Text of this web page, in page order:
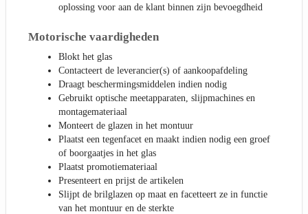
oplossing voor aan de klant binnen zijn bevoegdheid
Motorische vaardigheden
Blokt het glas
Contacteert de leverancier(s) of aankoopafdeling
Draagt beschermingsmiddelen indien nodig
Gebruikt optische meetapparaten, slijpmachines en
montagemateriaal
Monteert de glazen in het montuur
Plaatst een tegenfacet en maakt indien nodig een groef
of boorgaatjes in het glas
Plaatst promotiemateriaal
Presenteert en prijst de artikelen
Slijpt de brilglazen op maat en facetteert ze in functie
van het montuur en de sterkte